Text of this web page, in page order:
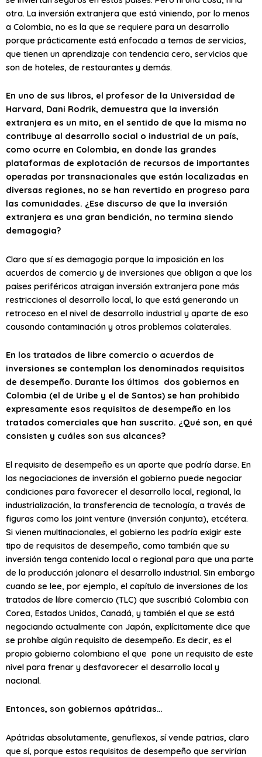
otra. La inversión extranjera que está viniendo, por lo menos
a Colombia, no es la que se requiere para un desarrollo
porque prácticamente está enfocada a temas de servicios,
que tienen un aprendizaje con tendencia cero, servicios que
son de hoteles, de restaurantes y demás.
En uno de sus libros, el profesor de la Universidad de
Harvard, Dani Rodrik, demuestra que la inversión
extranjera es un mito, en el sentido de que la misma no
contribuye al desarrollo social o industrial de un país,
como ocurre en Colombia, en donde las grandes
plataformas de explotación de recursos de importantes
operadas por transnacionales que están localizadas en
diversas regiones, no se han revertido en progreso para
las comunidades. ¿Ese discurso de que la inversión
extranjera es una gran bendición, no termina siendo
demagogia?
Claro que sí es demagogia porque la imposición en los
acuerdos de comercio y de inversiones que obligan a que los
países periféricos atraigan inversión extranjera pone más
restricciones al desarrollo local, lo que está generando un
retroceso en el nivel de desarrollo industrial y aparte de eso
causando contaminación y otros problemas colaterales.
En los tratados de libre comercio o acuerdos de
inversiones se contemplan los denominados requisitos
de desempeño. Durante los últimos dos gobiernos en
Colombia (el de Uribe y el de Santos) se han prohibido
expresamente esos requisitos de desempeño en los
tratados comerciales que han suscrito. ¿Qué son, en qué
consisten y cuáles son sus alcances?
El requisito de desempeño es un aporte que podría darse. En
las negociaciones de inversión el gobierno puede negociar
condiciones para favorecer el desarrollo local, regional, la
industrialización, la transferencia de tecnología, a través de
figuras como los joint venture (inversión conjunta), etcétera.
Si vienen multinacionales, el gobierno les podría exigir este
tipo de requisitos de desempeño, como también que su
inversión tenga contenido local o regional para que una parte
de la producción jalonara el desarrollo industrial. Sin embargo
cuando se lee, por ejemplo, el capítulo de inversiones de los
tratados de libre comercio (TLC) que suscribió Colombia con
Corea, Estados Unidos, Canadá, y también el que se está
negociando actualmente con Japón, explícitamente dice que
se prohíbe algún requisito de desempeño. Es decir, es el
propio gobierno colombiano el que pone un requisito de este
nivel para frenar y desfavorecer el desarrollo local y
nacional.
Entonces, son gobiernos apátridas…
Apátridas absolutamente, genuflexos, sí vende patrias, claro
que sí, porque estos requisitos de desempeño que servirían